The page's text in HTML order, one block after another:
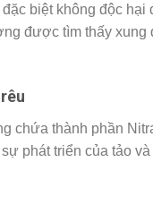
đặc biệt không độc hại
được tìm thấy xung
chứa thành phần
phát triển của tảo và